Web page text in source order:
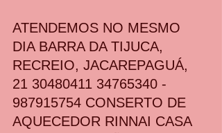
ATENDEMOS NO MESMO
DIA BARRA DA TIJUCA,
RECREIO, JACAREPAGUÁ,
21 30480411 34765340 -
987915754 CONSERTO DE
AQUECEDOR RINNAI CASA